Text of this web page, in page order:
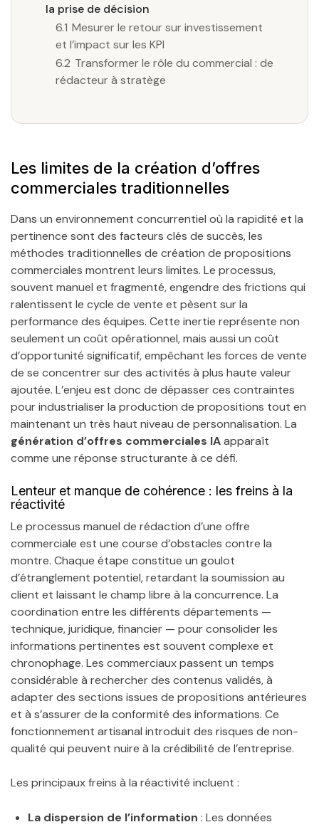
la prise de décision
6.1 Mesurer le retour sur investissement
et l’impact sur les KPI
6.2 Transformer le rôle du commercial : de
rédacteur à stratège
Les limites de la création d’offres
commerciales traditionnelles
Dans un environnement concurrentiel où la rapidité et la
pertinence sont des facteurs clés de succès, les
méthodes traditionnelles de création de propositions
commerciales montrent leurs limites. Le processus,
souvent manuel et fragmenté, engendre des frictions qui
ralentissent le cycle de vente et pèsent sur la
performance des équipes. Cette inertie représente non
seulement un coût opérationnel, mais aussi un coût
d’opportunité significatif, empêchant les forces de vente
de se concentrer sur des activités à plus haute valeur
ajoutée. L’enjeu est donc de dépasser ces contraintes
pour industrialiser la production de propositions tout en
maintenant un très haut niveau de personnalisation. La
génération d’offres commerciales IAapparaît
comme une réponse structurante à ce défi.
Lenteur et manque de cohérence : les freins à la
réactivité
Le processus manuel de rédaction d’une offre
commerciale est une course d’obstacles contre la
montre. Chaque étape constitue un goulot
d’étranglement potentiel, retardant la soumission au
client et laissant le champ libre à la concurrence. La
coordination entre les différents départements —
technique, juridique, financier — pour consolider les
informations pertinentes est souvent complexe et
chronophage. Les commerciaux passent un temps
considérable à rechercher des contenus validés, à
adapter des sections issues de propositions antérieures
et à s’assurer de la conformité des informations. Ce
fonctionnement artisanal introduit des risques de non-
qualité qui peuvent nuire à la crédibilité de l’entreprise.
Les principaux freins à la réactivité incluent :
La dispersion de l’information : Les données